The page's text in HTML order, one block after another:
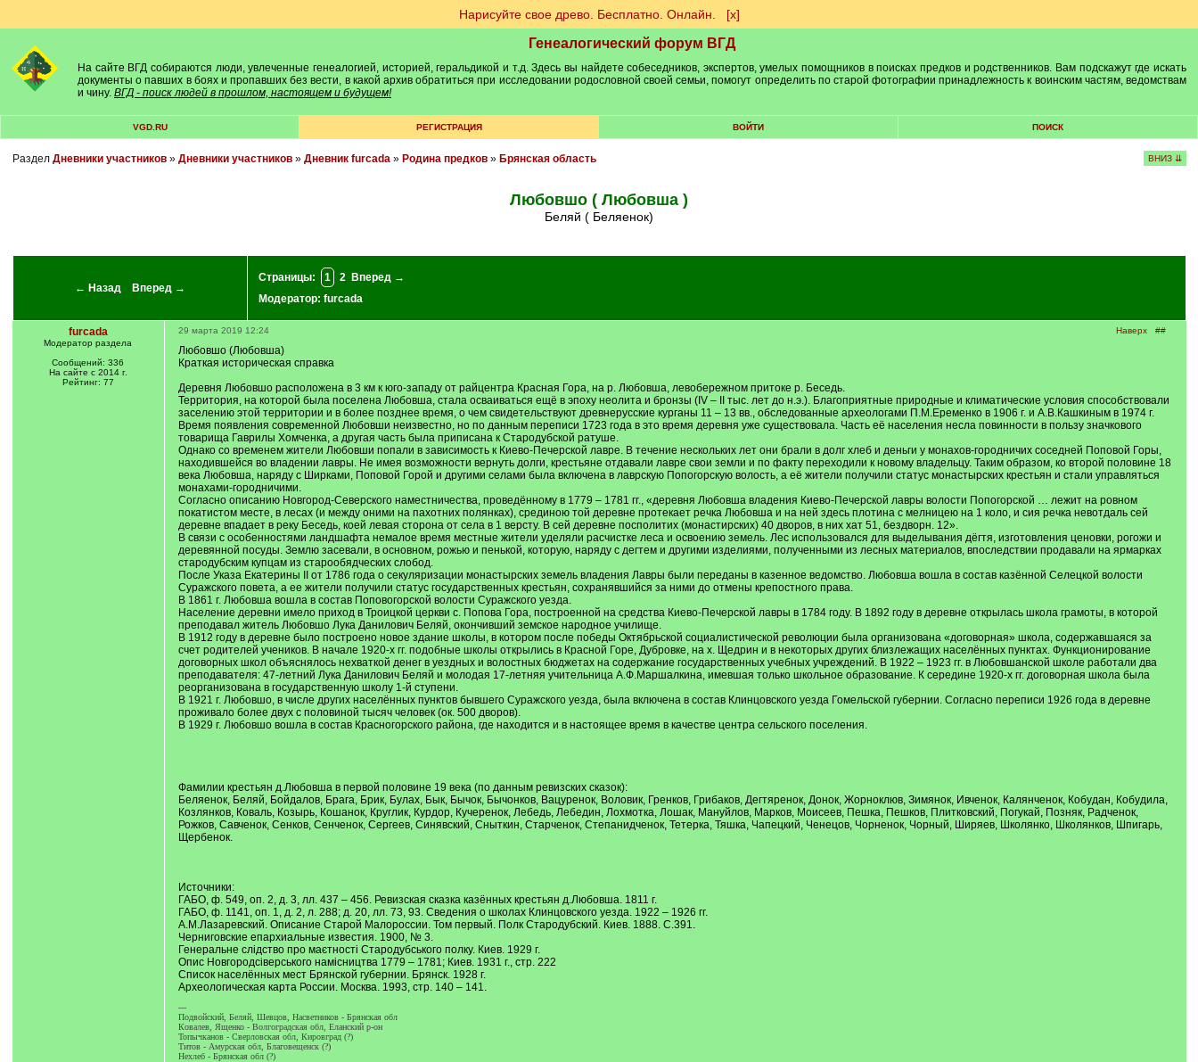
Нарисуйте свое древо. Бесплатно. Онлайн. [х]
Генеалогический форум ВГД
На сайте ВГД собираются люди, увлеченные генеалогией, историей, геральдикой и т.д. Здесь вы найдете собеседников, экспертов, умелых помощников в поисках предков и родственников. Вам подскажут где искать
документы о павших в боях и пропавших без вести, в какой архив обратиться при исследовании родословной своей семьи, помогут определить по старой фотографии принадлежность к воинским частям, ведомствам
и чину. ВГД - поиск людей в прошлом, настоящем и будущем!
VGD.RU РЕГИСТРАЦИЯ ВОЙТИ ПОИСК
Раздел Дневники участников» Дневники участников» Дневник furcada» Родина предков » Брянская область ВНИЗ ⇊
Любовшо ( Любовша )
Беляй ( Беляенок)
← Назад Вперед →
Страницы: 1 2
Вперед →
Модератор: furcada
furcada
Модератор раздела
Сообщений: 336
На сайте с 2014 г.
Рейтинг: 77
Наверх ##
29 марта 2019 12:24
Любовшо (Любовша)
Краткая историческая справка
Деревня Любовшо расположена в 3 км к юго-западу от райцентра Красная Гора, на р. Любовша, левобережном притоке р. Беседь.
Территория, на которой была поселена Любовша, стала осваиваться ещё в эпоху неолита и бронзы (IV – II тыс. лет до н.э.). Благоприятные природные и климатические условия способствовали
заселению этой территории и в более позднее время, о чем свидетельствуют древнерусские курганы 11 – 13 вв., обследованные археологами П.М.Еременко в 1906 г. и А.В.Кашкиным в 1974 г.
Время появления современной Любовши неизвестно, но по данным переписи 1723 года в это время деревня уже существовала. Часть её населения несла повинности в пользу значкового
товарища Гаврилы Хомченка, а другая часть была приписана к Стародубской ратуше.
Однако со временем жители Любовши попали в зависимость к Киево-Печерской лавре. В течение нескольких лет они брали в долг хлеб и деньги у монахов-городничих соседней Поповой Горы,
находившейся во владении лавры. Не имея возможности вернуть долги, крестьяне отдавали лавре свои земли и по факту переходили к новому владельцу. Таким образом, ко второй половине 18
века Любовша, наряду с Ширками, Поповой Горой и другими селами была включена в лаврскую Попогорскую волость, а её жители получили статус монастырских крестьян и стали управляться
монахами-городничими.
Согласно описанию Новгород-Северского наместничества, проведённому в 1779 – 1781 гг., «деревня Любовша владения Киево-Печерской лавры волости Попогорской … лежит на ровном
покатистом месте, в лесах (и между оними на пахотних полянках), срединою той деревне протекает речка Любовша и на ней здесь плотина с мелницею на 1 коло, и сия речка невотдаль сей
деревне впадает в реку Беседь, коей левая сторона от села в 1 версту. В сей деревне посполитих (монастирских) 40 дворов, в них хат 51, бездворн. 12».
В связи с особенностями ландшафта немалое время местные жители уделяли расчистке леса и освоению земель. Лес использовался для выделывания дёгтя, изготовления ценовки, рогожи и
деревянной посуды. Землю засевали, в основном, рожью и пенькой, которую, наряду с дегтем и другими изделиями, полученными из лесных материалов, впоследствии продавали на ярмарках
стародубским купцам из старообядческих слобод.
После Указа Екатерины II от 1786 года о секуляризации монастырских земель владения Лавры были переданы в казенное ведомство. Любовша вошла в состав казённой Селецкой волости
Суражского повета, а ее жители получили статус государственных крестьян, сохранявшийся за ними до отмены крепостного права.
В 1861 г. Любовша вошла в состав Поповогорской волости Суражского уезда.
Население деревни имело приход в Троицкой церкви с. Попова Гора, построенной на средства Киево-Печерской лавры в 1784 году. В 1892 году в деревне открылась школа грамоты, в которой
преподавал житель Любовшо Лука Данилович Беляй, окончивший земское народное училище.
В 1912 году в деревне было построено новое здание школы, в котором после победы Октябрьской социалистической революции была организована «договорная» школа, содержавшаяся за
счет родителей учеников. В начале 1920-х гг. подобные школы открылись в Красной Горе, Дубровке, на х. Щедрин и в некоторых других близлежащих населённых пунктах. Функционирование
договорных школ объяснялось нехваткой денег в уездных и волостных бюджетах на содержание государственных учебных учреждений. В 1922 – 1923 гг. в Любовшанской школе работали два
преподавателя: 47-летний Лука Данилович Беляй и молодая 17-летняя учительница А.Ф.Маршалкина, имевшая только школьное образование. К середине 1920-х гг. договорная школа была
реорганизована в государственную школу 1-й ступени.
В 1921 г. Любовшо, в числе других населённых пунктов бывшего Суражского уезда, была включена в состав Клинцовского уезда Гомельской губернии. Согласно переписи 1926 года в деревне
проживало более двух с половиной тысяч человек (ок. 500 дворов).
В 1929 г. Любовшо вошла в состав Красногорского района, где находится и в настоящее время в качестве центра сельского поселения.
Фамилии крестьян д.Любовша в первой половине 19 века (по данным ревизских сказок):
Беляенок, Беляй, Бойдалов, Брага, Брик, Булах, Бык, Бычок, Бычонков, Вацуренок, Воловик, Гренков, Грибаков, Дегтяренок, Донок, Жорноклюв, Зимянок, Ивченок, Калянченок, Кобудан, Кобудила,
Козлянков, Коваль, Козырь, Кошанок, Круглик, Курдор, Кучеренок, Лебедь, Лебедин, Лохмотка, Лошак, Мануйлов, Марков, Моисеев, Пешка, Пешков, Плитковский, Погукай, Позняк, Радченок,
Рожков, Савченок, Сенков, Сенченок, Сергеев, Синявский, Сныткин, Старченок, Степанидченок, Тетерка, Тяшка, Чапецкий, Ченецов, Чорненок, Чорный, Ширяев, Школянко, Школянков, Шпигарь,
Щербенок.
Источники:
ГАБО, ф. 549, оп. 2, д. 3, лл. 437 – 456. Ревизская сказка казённых крестьян д.Любовша. 1811 г.
ГАБО, ф. 1141, оп. 1, д. 2, л. 288; д. 20, лл. 73, 93. Сведения о школах Клинцовского уезда. 1922 – 1926 гг.
А.М.Лазаревский. Описание Старой Малороссии. Том первый. Полк Стародубский. Киев. 1888. С.391.
Черниговские епархиальные известия. 1900, № 3.
Генеральне слідство про маєтності Стародубського полку. Киев. 1929 г.
Опис Новгородсiверського намiсництва 1779 – 1781; Киев. 1931 г., стр. 222
Список населённых мест Брянской губернии. Брянск. 1928 г.
Археологическая карта России. Москва. 1993, стр. 140 – 141.
---
Подвойский, Беляй, Шевцов, Насветников - Брянская обл
Ковалев, Ященко - Волгоградская обл, Еланский р-он
Топычканов - Сверловская обл, Кировград (?)
Титов - Амурская обл, Благовещенск (?)
Нехлеб - Брянская обл (?)